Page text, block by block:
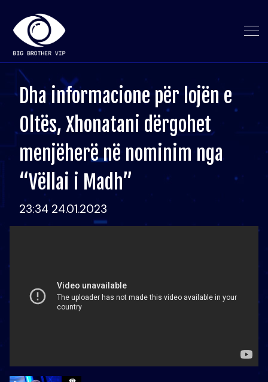
Dha informacione për lojën e
Oltës, Xhonatani dërgohet
menjëherë në nominim nga
“Vëllai i Madh”
23:34 24.01.2023